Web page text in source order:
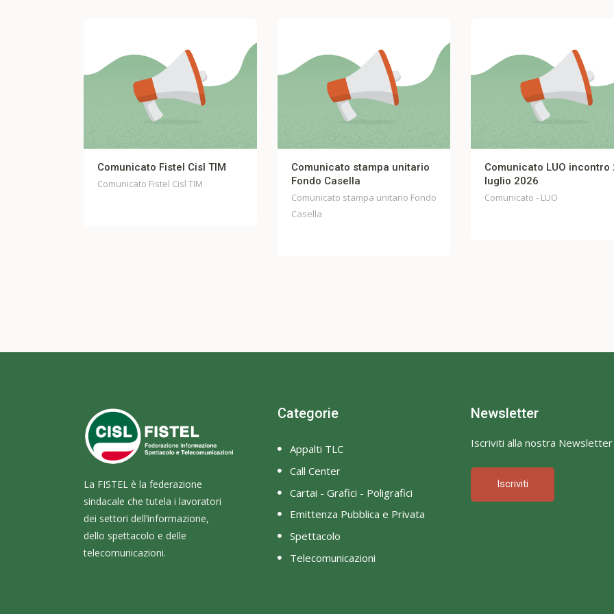
Comunicato stampa unitario
Fondo Casella
Comunicato LUO incontro 27
luglio 2026
Comunicato - LUO
FIBERCOP –
UNITARIO Incontro 23
Comunicato - FIBERCOP
La FISTEL è la federazione
sindacale che tutela i lavoratori
dei settori dell’informazione,
dello spettacolo e delle
telecomunicazioni.
Categorie
Appalti TLC
Call Center
Cartai - Grafici - Poligrafici
Emittenza Pubblica e Privata
Spettacolo
Telecomunicazioni
Newsletter
Iscriviti alla nostra Newsletter
Iscriviti